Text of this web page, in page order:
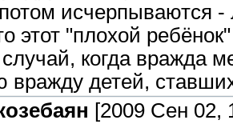
исчерпываются
этот "плохой
когда вражда
вражду детей,
[2009 Сен 02,